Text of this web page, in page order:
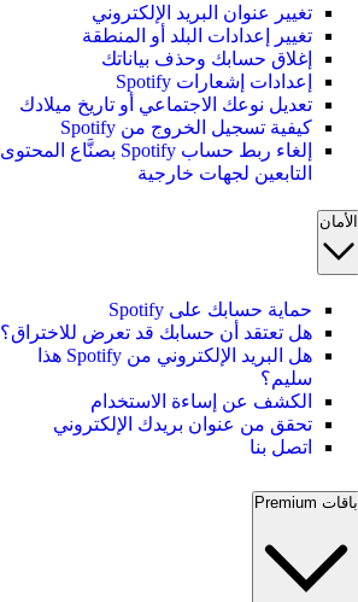
تغيير عنوان البريد الإلكتروني
تغيير إعدادات البلد أو المنطقة
إغلاق حسابك وحذف بياناتك
إعدادات إشعارات Spotify
تعديل نوعك الاجتماعي أو تاريخ ميلادك
كيفية تسجيل الخروج من Spotify
إلغاء ربط حساب Spotify بصنَّاع المحتوى
التابعين لجهات خارجية
الأمان
حماية حسابك على Spotify
هل تعتقد أن حسابك قد تعرض للاختراق؟
هل البريد الإلكتروني من Spotify هذا
سليم؟
الكشف عن إساءة الاستخدام
تحقق من عنوان بريدك الإلكتروني
اتصل بنا
باقات Premium